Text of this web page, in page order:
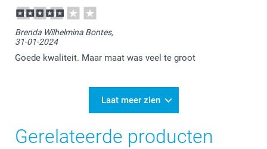
14:10
Heel veel plezier van de laptop sleeve!
Brenda Wilhelmina Bontes,
31-01-2024
Goede kwaliteit. Maar maat was veel te groot
Laat meer zien
Gerelateerde producten